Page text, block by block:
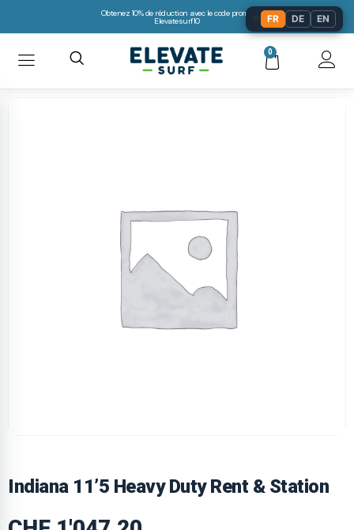
Obtenez 10% de réduction avec le code promo:
Elevatesurf10
0
Indiana 11’5 Heavy Duty Rent & Station
FR DE EN